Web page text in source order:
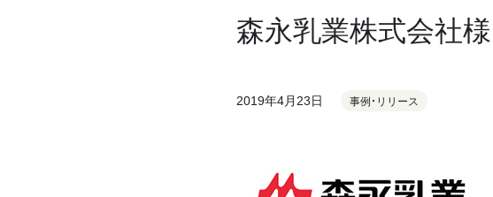
森永乳業株式会社
2019年4月23日 事例・リリース